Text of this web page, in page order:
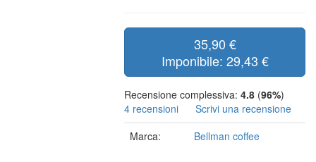
35,90 €
Imponibile: 29,43 €
Recensione complessiva: 4.8 (96%)
4 recensioni
Scrivi una recensione
Marca:
Bellman coffee